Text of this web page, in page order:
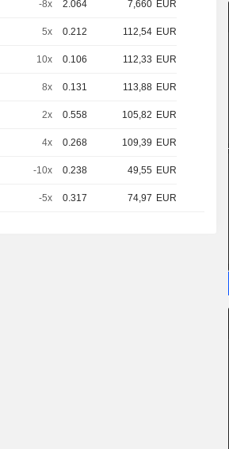
-8x 2.064 7,660 EUR
5x 0.212 112,54 EUR
10x 0.106 112,33 EUR
8x 0.131 113,88 EUR
2x 0.558 105,82 EUR
4x 0.268 109,39 EUR
-10x 0.238 49,55 EUR
-5x 0.317 74,97 EUR